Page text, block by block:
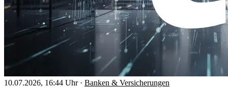
10.07.2026, 16:44 Uhr · Banken & Versicherungen